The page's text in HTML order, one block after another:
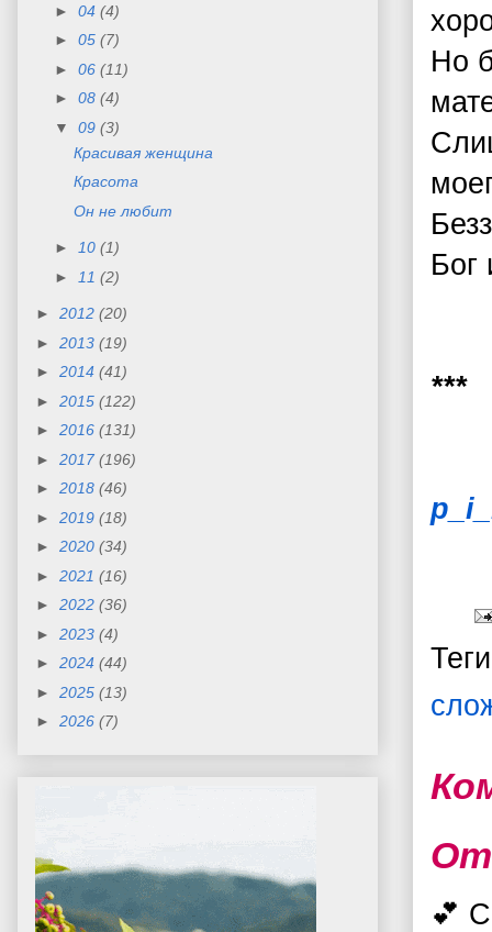
Но
Бог
***
💕
► 04 (4)
► 05 (7)
► 06 (11)
► 08 (4)
▼ 09 (3)
Красивая женщина
Красота
Он не любит
► 10 (1)
►
11 (2)
► 2012 (20)
► 2013 (19)
► 2014 (41)
► 2015 (122)
► 2016 (131)
► 2017 (196)
► 2018 (46)
► 2019 (18)
► 2020 (34)
► 2021 (16)
► 2022 (36)
► 2023 (4)
► 2024 (44)
► 2025 (13)
► 2026 (7)